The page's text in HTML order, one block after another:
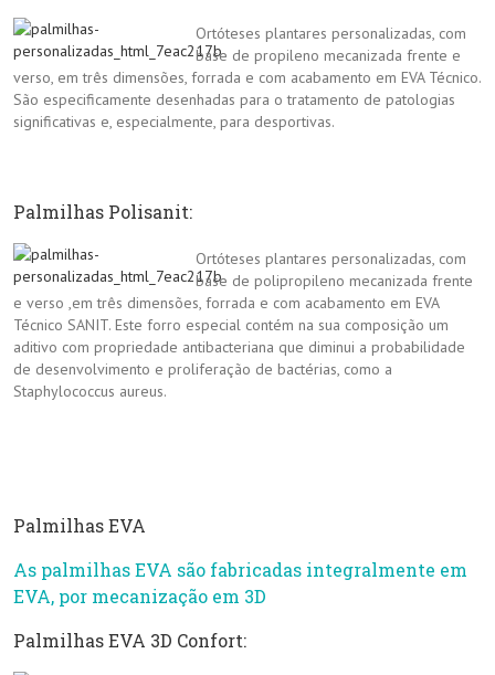
Ortóteses plantares personalizadas, com
base de propileno mecanizada frente e
verso, em três dimensões, forrada e com acabamento em EVA Técnico.
São especificamente desenhadas para o tratamento de patologias
significativas e, especialmente, para desportivas.
Palmilhas Polisanit:
Ortóteses plantares personalizadas, com
base de polipropileno mecanizada frente
e verso ,em três dimensões, forrada e com acabamento em EVA
Técnico SANIT. Este forro especial contém na sua composição um
aditivo com propriedade antibacteriana que diminui a probabilidade
de desenvolvimento e proliferação de bactérias, como a
Staphylococcus aureus.
Palmilhas EVA
As palmilhas EVA são fabricadas integralmente em
EVA, por mecanização em 3D
Palmilhas EVA 3D Confort: